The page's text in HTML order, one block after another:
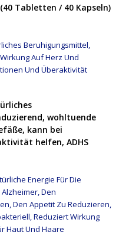
Tabletten / 40 Kapseln)
wohltuende
kann bei
helfen, ADHS